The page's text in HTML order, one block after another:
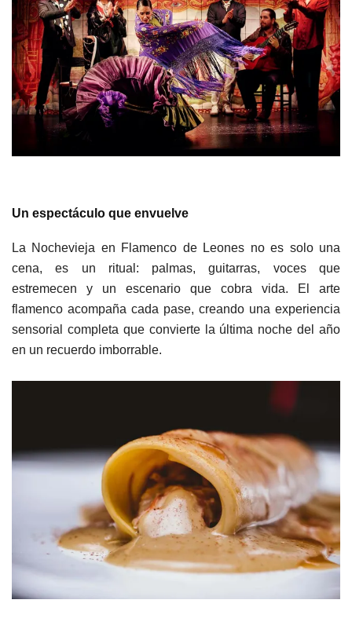
Un espectáculo que envuelve
La Nochevieja en Flamenco de Leones no es solo una
cena, es un ritual: palmas, guitarras, voces que
estremecen y un escenario que cobra vida. El arte
flamenco acompaña cada pase, creando una experiencia
sensorial completa que convierte la última noche del año
en un recuerdo imborrable.